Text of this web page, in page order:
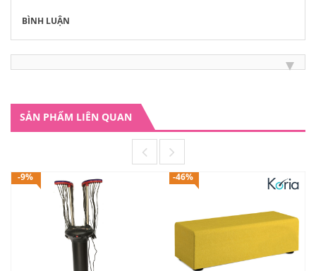
BÌNH LUẬN
SẢN PHẨM LIÊN QUAN
-9% -46%